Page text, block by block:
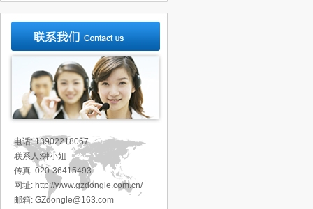
电话: 13902218067
联系人:钟小姐
传真: 020-36415493
网址: http://www.gzdongle.com.cn/
邮箱: GZdongle@163.com